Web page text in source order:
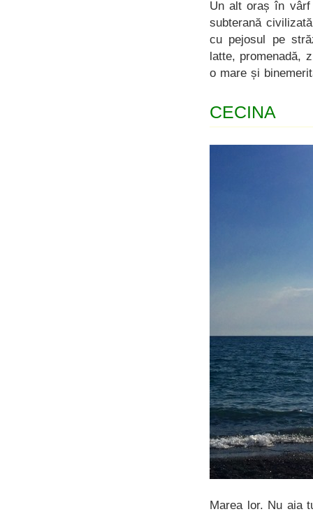
Un alt oraș în
subterană
cu pejosul pe
latte, promenadă,
o mare și
CECINA
Marea lor. Nu aia